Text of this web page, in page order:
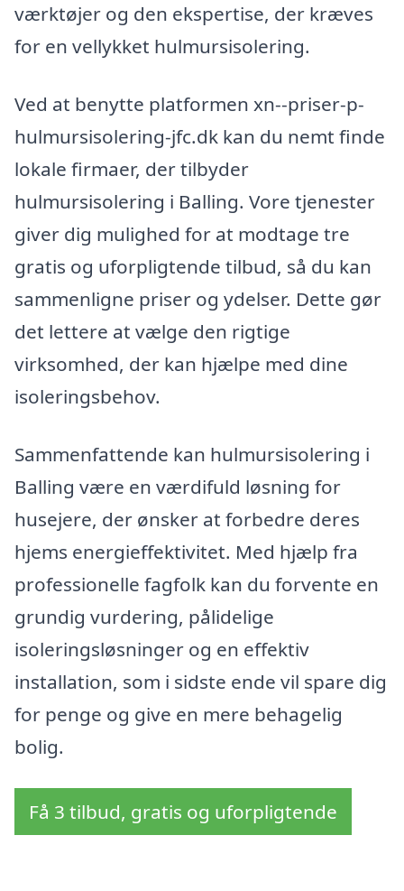
værktøjer og den ekspertise, der kræves
for en vellykket hulmursisolering.
Ved at benytte platformen xn--priser-p-
hulmursisolering-jfc.dk kan du nemt finde
lokale firmaer, der tilbyder
hulmursisolering i Balling. Vore tjenester
giver dig mulighed for at modtage tre
gratis og uforpligtende tilbud, så du kan
sammenligne priser og ydelser. Dette gør
det lettere at vælge den rigtige
virksomhed, der kan hjælpe med dine
isoleringsbehov.
Sammenfattende kan hulmursisolering i
Balling være en værdifuld løsning for
husejere, der ønsker at forbedre deres
hjems energieffektivitet. Med hjælp fra
professionelle fagfolk kan du forvente en
grundig vurdering, pålidelige
isoleringsløsninger og en effektiv
installation, som i sidste ende vil spare dig
for penge og give en mere behagelig
bolig.
Få 3 tilbud, gratis og uforpligtende